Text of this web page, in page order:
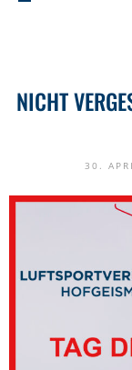
NICHT
30.